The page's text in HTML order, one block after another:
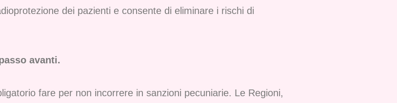
dei pazienti e consente di eliminare i rischi di
avanti.
fare per non incorrere in sanzioni pecuniarie. Le Regioni,